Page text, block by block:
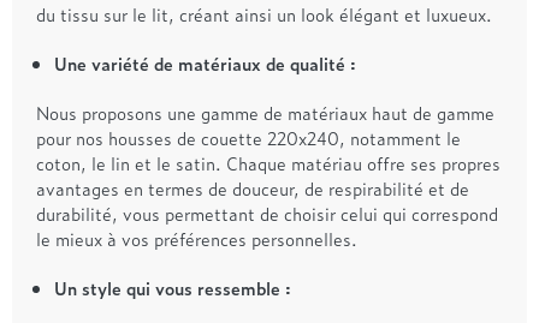
du tissu sur le lit, créant ainsi un look élégant et luxueux.
Une variété de matériaux de qualité :
Nous proposons une gamme de matériaux haut de gamme
pour nos housses de couette 220x240, notamment le
coton, le lin et le satin. Chaque matériau offre ses propres
avantages en termes de douceur, de respirabilité et de
durabilité, vous permettant de choisir celui qui correspond
le mieux à vos préférences personnelles.
Un style qui vous ressemble :